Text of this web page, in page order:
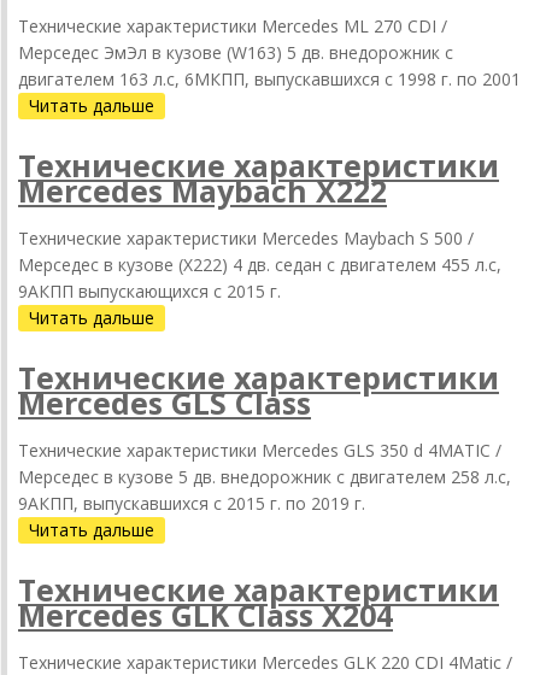
Технические характеристики Mercedes ML 270 CDI /
Мерседес ЭмЭл в кузове (W163) 5 дв. внедорожник с
двигателем 163 л.с, 6МКПП, выпускавшихся c 1998 г. по 2001
Читать дальше
Технические характеристики
Mercedes Maybach X222
Технические характеристики Mercedes Maybach S 500 /
Мерседес в кузове (X222) 4 дв. седан с двигателем 455 л.с,
9АКПП выпускающихся c 2015 г.
Читать дальше
Технические характеристики
Mercedes GLS Class
Технические характеристики Mercedes GLS 350 d 4MATIC /
Мерседес в кузове 5 дв. внедорожник с двигателем 258 л.с,
9АКПП, выпускавшихся c 2015 г. по 2019 г.
Читать дальше
Технические характеристики
Mercedes GLK Class X204
Технические характеристики Mercedes GLK 220 CDI 4Matic /